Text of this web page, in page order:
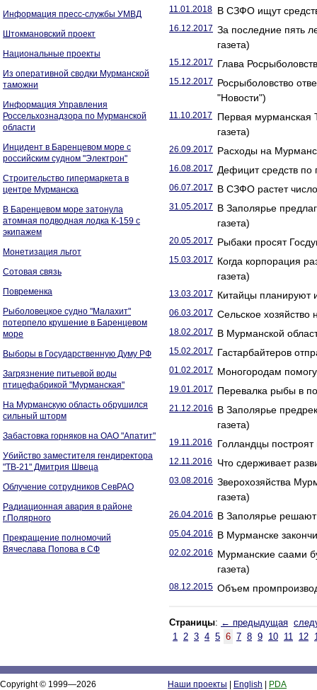
Информация пресс-службы УМВД
Штокмановский проект
Национальные проекты
Из оперативной сводки Мурманской
таможни
Информация Управления
Россельхознадзора по Мурманской
области
Инцидент в Баренцевом море с
российским судном "Электрон"
Строительство гипермаркета в
центре Мурманска
В Баренцевом море затонула
атомная подводная лодка К-159 с
экипажем
Монетизация льгот
Сотовая связь
Повременка
Рыболовецкое судно "Малахит"
потерпело крушение в Баренцевом
море
Выборы в Государственную Думу РФ
Загрязнение питьевой воды
птицефабрикой "Мурманская"
На Мурманскую область обрушился
сильный шторм
Забастовка горняков на ОАО "Апатит"
Убийство заместителя гендиректора
"ТВ-21" Дмитрия Швеца
Облучение сотрудников СевРАО
Радиационная авария в районе
г.Полярного
Прекращение полномочий
Вячеслава Попова в СФ
11.01.2018 В СЗФО ищут
16.12.2017 За последние пять
газета)
15.12.2017 Глава
15.12.2017 Росрыболовство
"Новости")
11.10.2017
Первая мурманская
газета)
26.09.2017 Расходы на
16.08.2017 Дефицит средств
06.07.2017 В СЗФО растет число
31.05.2017 В Заполярье
газета)
20.05.2017 Рыбаки просят
15.03.2017 Когда корпорация
газета)
13.03.2017 Китайцы планируют
06.03.2017 Сельское хозяйство
18.02.2017 В Мурманской
15.02.2017 Гастарбайтеров
01.02.2017 Моногородам
19.01.2017 Перевалка рыбы в
21.12.2016 В Заполярье
газета)
19.11.2016 Голландцы
12.11.2016 Что сдерживает
03.08.2016 Зверохозяйства
газета)
26.04.2016 В Заполярье решают
05.04.2016 В Мурманске
02.02.2016 Мурманские саами
газета)
08.12.2015 Объем
Страницы: ← предыдущая
1 2 3 4 5 6 7 8 9 10 11 12
Copyright © 1999—2026
Наши проекты English
PDA